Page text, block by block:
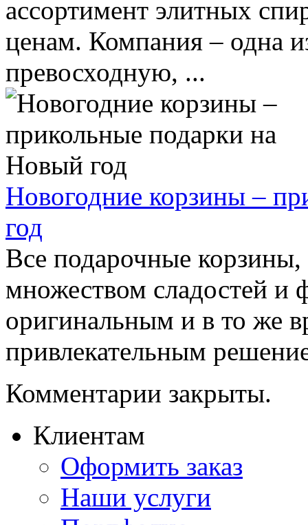
ассортимент элитных
ценам. Компания – одна
превосходную, ...
Новогодние корзины –
год
Все подарочные корзины,
множеством сладостей и
оригинальным и в то же
привлекательным
Комментарии закрыты.
Клиентам
Оформить заказ
Наши услуги